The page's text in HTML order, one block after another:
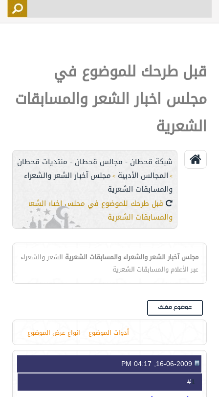
اتصل بنا
قبل طرحك للموضوع في
مجلس اخبار الشعر والمسابقات
الشعرية
شبكة قحطان - مجالس قحطان - منتديات قحطان
> المجالس الأدبية > مجلس آخبار الشعر والشعراء
والمسابقات الشعرية
قبل طرحك للموضوع في مجلس اخبار الشعر
والمسابقات الشعرية
مجلس آخبار الشعر والشعراء والمسابقات الشعرية الشعر والشعراء
عبر الأعلام والمسابقات الشعرية
أدوات الموضوع انواع عرض الموضوع
1